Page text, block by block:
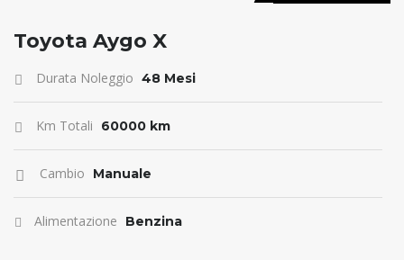
ANTICIPO 0
Toyota Aygo X
Durata Noleggio 48 Mesi
Km Totali 60000 km
Cambio Manuale
Alimentazione Benzina